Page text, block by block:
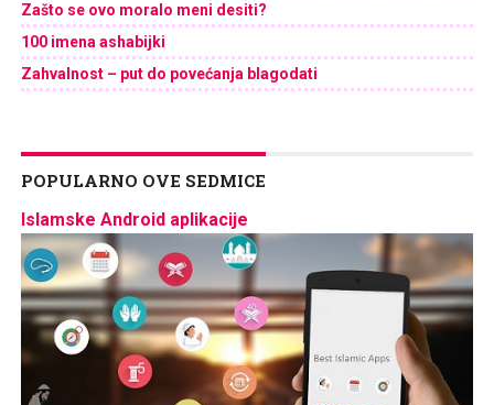
Zašto se ovo moralo meni desiti?
100 imena ashabijki
Zahvalnost – put do povećanja blagodati
POPULARNO OVE SEDMICE
Islamske Android aplikacije